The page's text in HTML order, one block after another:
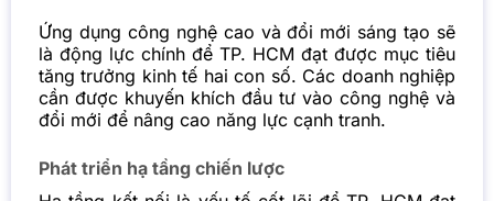
Ứng dụng công nghệ cao và đổi mới sáng tạo sẽ
là động lực chính để TP. HCM đạt được mục tiêu
tăng trưởng kinh tế hai con số. Các doanh nghiệp
cần được khuyến khích đầu tư vào công nghệ và
đổi mới để nâng cao năng lực cạnh tranh.
Phát triển hạ tầng chiến lược